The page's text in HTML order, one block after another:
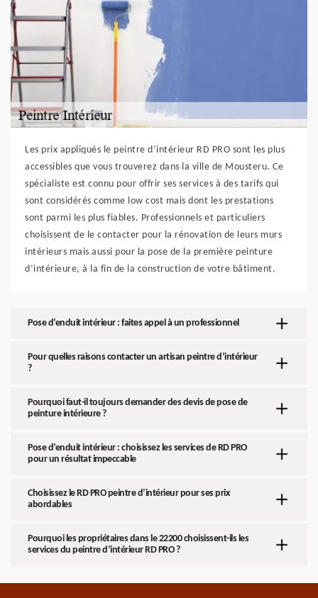
Les prix appliqués le peintre d’intérieur RD PRO sont les plus
accessibles que vous trouverez dans la ville de Mousteru. Ce
spécialiste est connu pour offrir ses services à des tarifs qui
sont considérés comme low cost mais dont les prestations
sont parmi les plus fiables. Professionnels et particuliers
choisissent de le contacter pour la rénovation de leurs murs
intérieurs mais aussi pour la pose de la première peinture
d’intérieure, à la fin de la construction de votre bâtiment.
Pose d’enduit intérieur : faites appel à un professionnel
Pour quelles raisons contacter un artisan peintre d’intérieur
?
Pourquoi faut-il toujours demander des devis de pose de
peinture intérieure ?
Pose d’enduit intérieur : choisissez les services de RD PRO
pour un résultat impeccable
Choisissez le RD PRO peintre d’intérieur pour ses prix
abordables
Pourquoi les propriétaires dans le 22200 choisissent-ils les
services du peintre d’intérieur RD PRO ?